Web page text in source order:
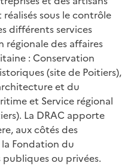
sous le contrôle
différents services
des affaires
: Conservation
(site de Poitiers),
et du
et Service régional
La DRAC apporte
aux côtés des
Fondation du
ou privées.